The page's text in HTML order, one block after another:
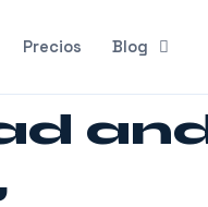
Precios Blog